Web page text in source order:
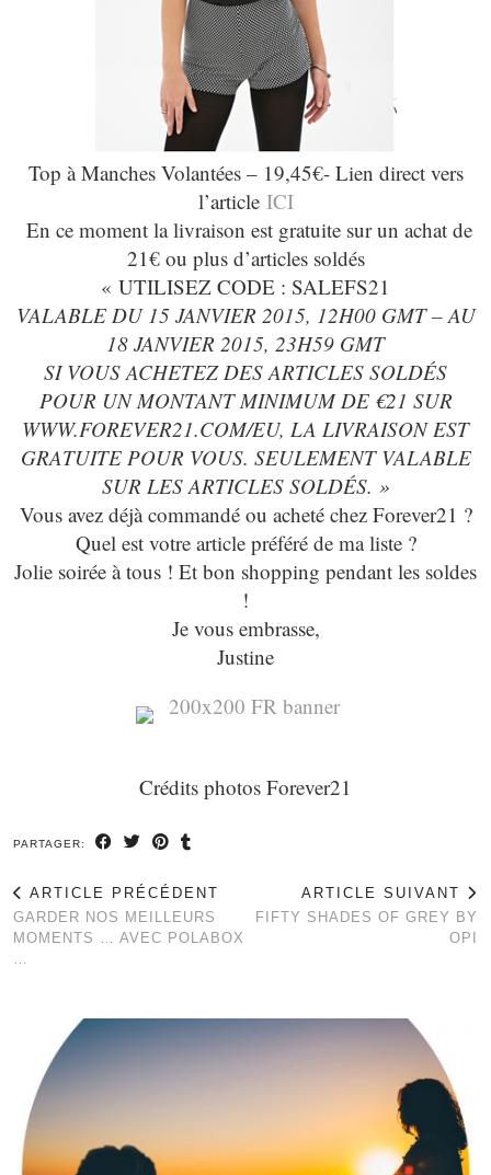
Top à Manches Volantées – 19,45€- Lien direct vers
l’article ICI
En ce moment la livraison est gratuite sur un achat de
21€ ou plus d’articles soldés
« UTILISEZ CODE : SALEFS21
VALABLE DU 15 JANVIER 2015, 12H00 GMT – AU
18 JANVIER 2015, 23H59 GMT
SI VOUS ACHETEZ DES ARTICLES SOLDÉS
POUR UN MONTANT MINIMUM DE €21 SUR
WWW.FOREVER21.COM/EU, LA LIVRAISON EST
GRATUITE POUR VOUS. SEULEMENT VALABLE
SUR LES ARTICLES SOLDÉS. »
Vous avez déjà commandé ou acheté chez Forever21 ?
Quel est votre article préféré de ma liste ?
Jolie soirée à tous ! Et bon shopping pendant les soldes
!
Je vous embrasse,
Justine
Crédits photos Forever21
PARTAGER:
ARTICLE PRÉCÉDENT
GARDER NOS MEILLEURS
MOMENTS … AVEC POLABOX
…
ARTICLE SUIVANT
FIFTY SHADES OF GREY BY
OPI